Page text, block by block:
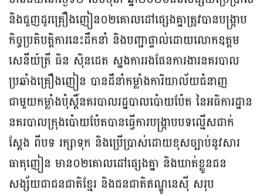
និង​ជួញ​ដូរ​គ្រឿង​ញៀន​០២គោលដៅ​ផ្សេង​គ្នា​ត្រូវ​បាន​បង្រ្កាប​
កិច្ច​ប្រតិបត្តិការ​នេះ​ដឹកនាំ​ និង​បញ្ជា​ផ្ទាល់​ដោយ​លោក​ឧត្ដម
សេនីយ៍​ត្រី​ ធិន​ សុិន​ដេត​ ស្នងការ​រង​ផែន​ការ​ងារ​នគរបាល​
ប្រឆាំង​គ្រឿង​ញៀន បានដឹនាំកម្លាំងការិយាល័យជំនាញ
ជាមួយកម្លាំងប៉ុស្តិ៍នគរបាលរដ្ឋបាលប៉ោយប៉ែត នៃ​អធិការ​ដ្ឋាន​
នគរបាល​ក្រុង​ប៉ោយប៉ែត​បានធ្វើការបង្ក្រាបបទល្មើសជាក់
ស្តែង ពីបទ រក្សាទុក និងប្រើប្រាស់ដោយខុសច្បាប់នូវសារ
ធាតុញៀន មាន០២គោលដៅផ្សេងគ្នា និងឃាត់ខ្លួនជន
សង្ស័យជាជនជាតិខ្មែរ និងជនជាតិឥណ្ឌូនេស៊ី សរុប